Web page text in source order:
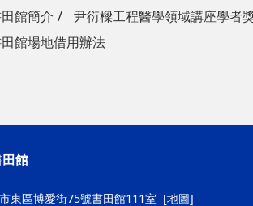
館簡介
尹衍樑工程醫學領域講座學者
館場地借用辦法
館
東區博愛街75號書田館111室 [地圖]